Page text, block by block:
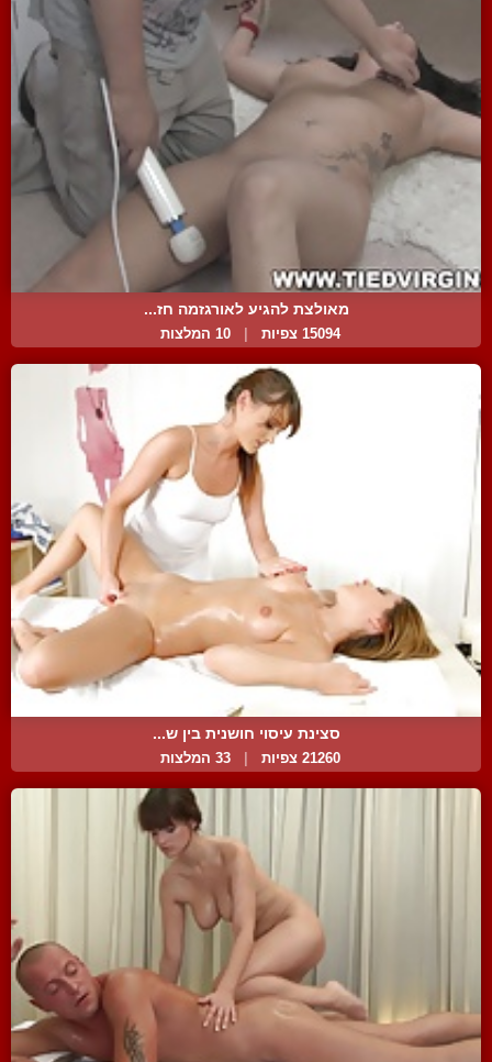
מאולצת להגיע לאורגזמה חז...
15094 צפיות 10 המלצות
סצינת עיסוי חושנית בין ש...
21260 צפיות 33 המלצות